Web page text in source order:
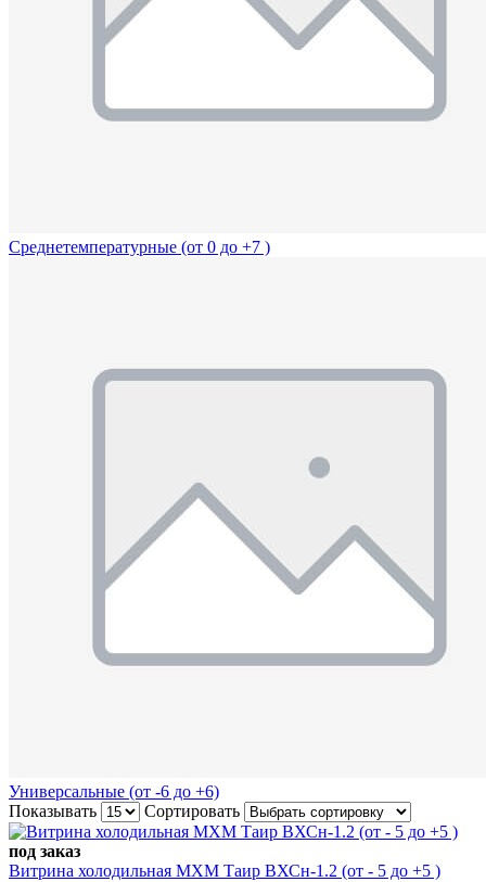
Среднетемпературные (от 0 до +7 )
Универсальные (от -6 до +6)
Показывать
Сортировать
под заказ
Витрина холодильная МХМ Таир ВХСн-1.2 (от - 5 до +5 )